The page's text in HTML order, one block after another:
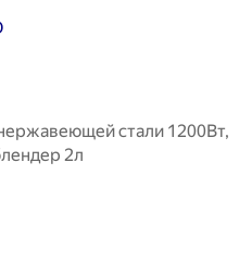
стали 1200Вт,
2л